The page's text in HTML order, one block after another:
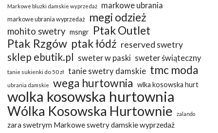
Markowe bluzki damskie wyprzedaż markowe ubrania
markowe ubrania wyprzedaż megi odzież
mohito swetry msngr Ptak Outlet
Ptak Rzgów ptak łódź reserved swetry
sklep ebutik.pl sweter w paski sweter świąteczny
tanie sukienki do 50 zł tanie swetry damskie tmc moda
ubrania damskie wega hurtownia wlka kosowska hurt
wolka kosowska hurtownia
Wólka Kosowska Hurtownie zalando
zara swetrym Markowe swetry damskie wyprzedaż